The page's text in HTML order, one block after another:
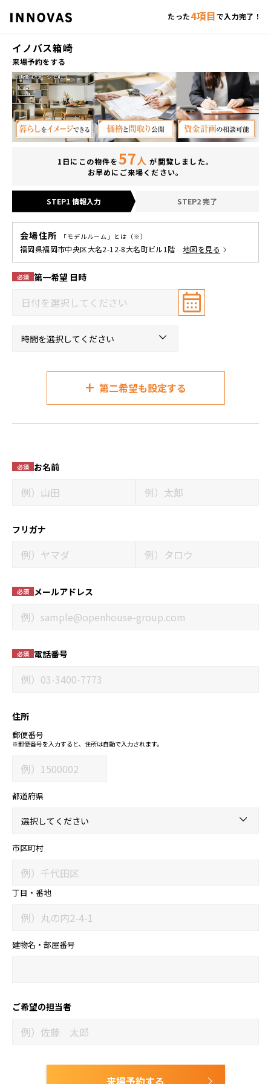
たった4項目で入力完了！
イノバス箱崎
来場予約をする
1日にこの物件を57人 が閲覧しました。
お早めにご来場ください。
STEP1 情報入力 STEP2 完了
会場住所 「モデルルーム」とは（※）
福岡県福岡市中央区大名2-12-8大名町ビル1階 地図を見る
必須 第一希望 日時
第二希望も設定する
+
必須 お名前
フリガナ
必須 メールアドレス
必須 電話番号
住所
郵便番号
※郵便番号を入力すると、住所は自動で入力されます。
都道府県
市区町村
丁目・番地
建物名・部屋番号
ご希望の担当者
来場予約する